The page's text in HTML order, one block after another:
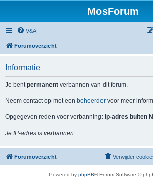
MosForum
V&A
Forumoverzicht
Informatie
Je bentpermanent verbannen van dit forum.
Neem contact op met een beheerder voor meer
Opgegeven reden voor verbanning: ip-adres buiten
Je IP-adres is verbannen.
Forumoverzicht Verwijder
Powered by phpBB® Forum Software ©